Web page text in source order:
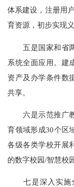
体系建设，注册用
育资源，初步实现
五是国家和省两
系统全面应用。建
资产及办学条件数
共享。
六是示范推广教
育领域形成30个区
各级各类学校开展
的数字校园/智慧校
七是深入实施全